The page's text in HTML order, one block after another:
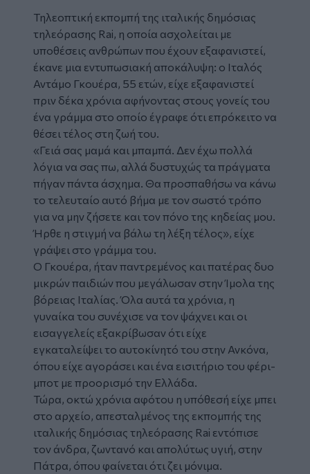
Τηλεοπτική εκπομπή της ιταλικής δημόσιας
τηλεόρασης Rai, η οποία ασχολείται με
υποθέσεις ανθρώπων που έχουν εξαφανιστεί,
έκανε μια εντυπωσιακή αποκάλυψη: ο Ιταλός
Αντάμο Γκουέρα, 55 ετών, είχε εξαφανιστεί
πριν δέκα χρόνια αφήνοντας στους γονείς του
ένα γράμμα στο οποίο έγραφε ότι επρόκειτο να
θέσει τέλος στη ζωή του.
«Γειά σας μαμά και μπαμπά. Δεν έχω πολλά
λόγια να σας πω, αλλά δυστυχώς τα πράγματα
πήγαν πάντα άσχημα. Θα προσπαθήσω να κάνω
το τελευταίο αυτό βήμα με τον σωστό τρόπο
για να μην ζήσετε και τον πόνο της κηδείας μου.
Ήρθε η στιγμή να βάλω τη λέξη τέλος», είχε
γράψει στο γράμμα του.
Ο Γκουέρα, ήταν παντρεμένος και πατέρας δυο
μικρών παιδιών που μεγάλωσαν στην Ίμολα της
βόρειας Ιταλίας. Όλα αυτά τα χρόνια, η
γυναίκα του συνέχισε να τον ψάχνει και οι
εισαγγελείς εξακρίβωσαν ότι είχε
εγκαταλείψει το αυτοκίνητό του στην Ανκόνα,
όπου είχε αγοράσει και ένα εισιτήριο του φέρι-
μποτ με προορισμό την Ελλάδα.
Τώρα, οκτώ χρόνια αφότου η υπόθεσή είχε μπει
στο αρχείο, απεσταλμένος της εκπομπής της
ιταλικής δημόσιας τηλεόρασης Rai εντόπισε
τον άνδρα, ζωντανό και απολύτως υγιή, στην
Πάτρα, όπου φαίνεται ότι ζει μόνιμα.